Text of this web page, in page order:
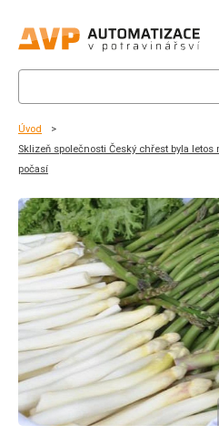
Úvod
Sklizeň společnosti Český chřest byla
počasí